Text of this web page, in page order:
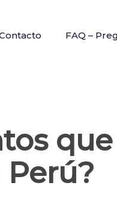
FAQ –
Perú?